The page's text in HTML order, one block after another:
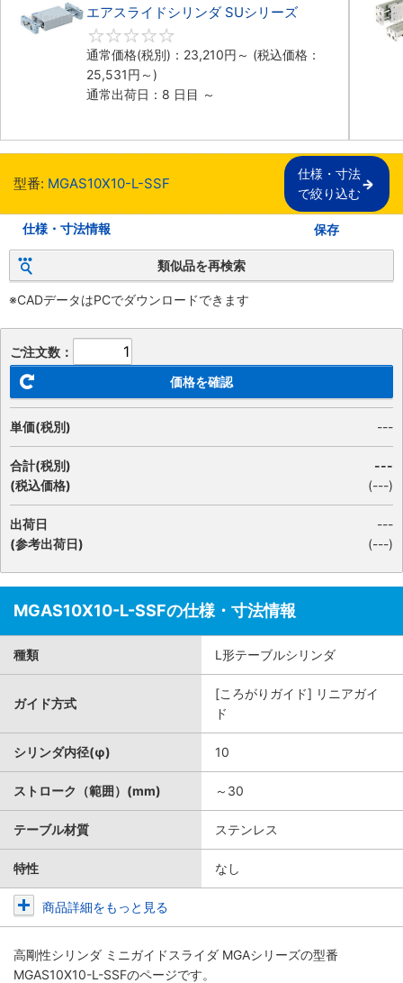
エアスライドシリンダ SUシリーズ
通常価格(税別)： 23,210円 ～ (税込価格：
25,531円 ～)
通常出荷日：8 日目 ～
型番: MGAS10X10-L-SSF
仕様・寸法
で絞り込む
仕様・寸法情報 保存
類似品を再検索
※CADデータはPCでダウンロードできます
ご注文数：
価格を確認
単価(税別) ---
合計(税別)
(税込価格)
---
(---)
出荷日
(参考出荷日)
---
(---)
MGAS10X10-L-SSFの仕様・寸法情報
種類 L形テーブルシリンダ
ガイド方式
[ころがりガイド] リニアガイ
ド
シリンダ内径(φ) 10
ストローク（範囲）(mm) ～30
テーブル材質 ステンレス
特性 なし
商品詳細をもっと見る
高剛性シリンダ ミニガイドスライダ MGAシリーズの型番
MGAS10X10-L-SSFのページです。